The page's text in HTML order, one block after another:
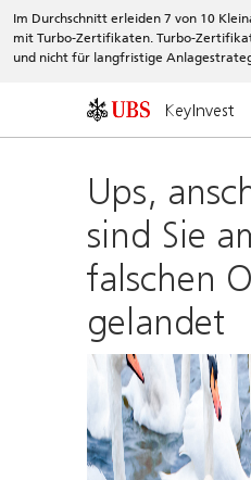
Im Durchschnitt erleiden 7 von 10
mit Turbo-Zertifikaten. Turbo-
und nicht für langfristige
KeyInvest
Ups,
sind Sie
falschen
gelandet